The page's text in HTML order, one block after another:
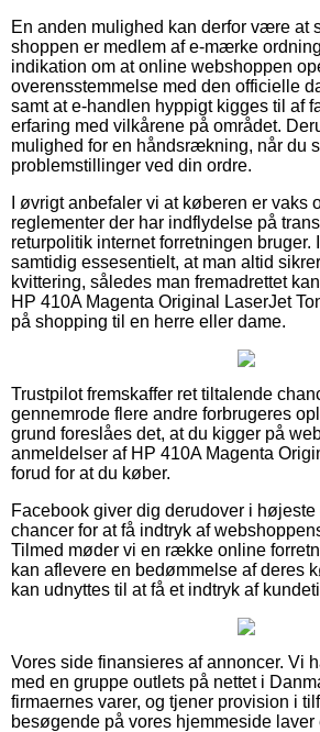
En anden mulighed kan derfor være at
shoppen er medlem af e-mærke
indikation om at online webshoppen
overensstemmelse med den officielle
samt at e-handlen hyppigt kigges til af
erfaring med vilkårene på området.
mulighed for en håndsrækning, når du
problemstillinger ved din ordre.
I øvrigt anbefaler vi at køberen er vaks
reglementer der har indflydelse på
returpolitik internet forretningen bruger.
samtidig essesentielt, at man altid
kvittering, således man fremadrettet
HP 410A Magenta Original LaserJet
på shopping til en herre eller dame.
Trustpilot fremskaffer ret tiltalende
gennemrode flere andre forbrugeres
grund foreslåes det, at du kigger på
anmeldelser af HP 410A Magenta
forud for at du køber.
Facebook giver dig derudover i
chancer for at få indtryk af
Tilmed møder vi en række online
kan aflevere en bedømmelse af deres
kan udnyttes til at få et indtryk af
Vores side finansieres af annoncer. Vi
med en gruppe outlets på nettet i
firmaernes varer, og tjener provision i
besøgende på vores hjemmeside laver